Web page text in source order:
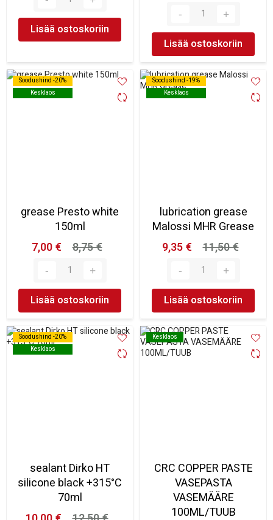
Lisää ostoskoriin
Lisää ostoskoriin
Soodushind -20%
Kesklaos
Soodushind -20%
Kesklaos
grease Presto white
150ml
7,00 €
8,75 €
Lisää ostoskoriin
Soodushind -19%
Kesklaos
Soodushind -19%
Kesklaos
lubrication grease
Malossi MHR Grease
9,35 €
11,50 €
Lisää ostoskoriin
Soodushind -20%
Kesklaos
Soodushind -20%
Kesklaos
sealant Dirko HT
silicone black +315°C
70ml
Kesklaos
Kesklaos
CRC COPPER PASTE
VASEPASTA
VASEMÄÄRE
100ML/TUUB